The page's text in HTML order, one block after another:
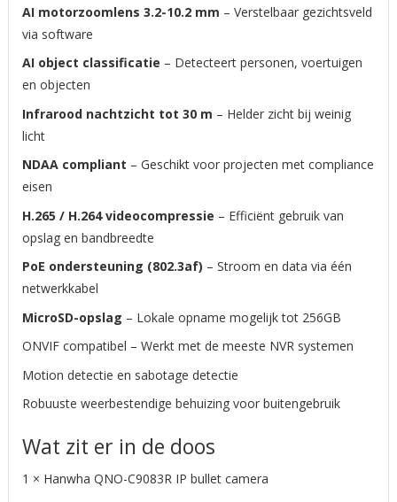
AI motorzoomlens 3.2-10.2 mm – Verstelbaar gezichtsveld
via software
AI object classificatie – Detecteert personen, voertuigen
en objecten
Infrarood nachtzicht tot 30 m – Helder zicht bij weinig
licht
NDAA compliant – Geschikt voor projecten met compliance
eisen
H.265 / H.264 videocompressie – Efficiënt gebruik van
opslag en bandbreedte
PoE ondersteuning (802.3af) – Stroom en data via één
netwerkkabel
MicroSD-opslag – Lokale opname mogelijk tot 256GB
ONVIF compatibel – Werkt met de meeste NVR systemen
Motion detectie en sabotage detectie
Robuuste weerbestendige behuizing voor buitengebruik
Wat zit er in de doos
1 × Hanwha QNO-C9083R IP bullet camera